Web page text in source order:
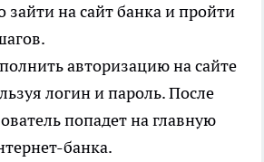
на сайт банка и пройти
авторизацию на сайте
логин и пароль. После
попадет на главную
банка.